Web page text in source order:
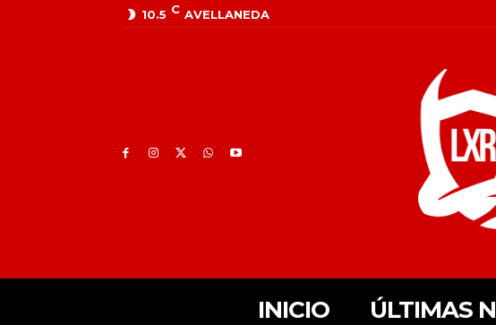
10.5 C AVELLANEDA
INICIO ÚLTIMAS